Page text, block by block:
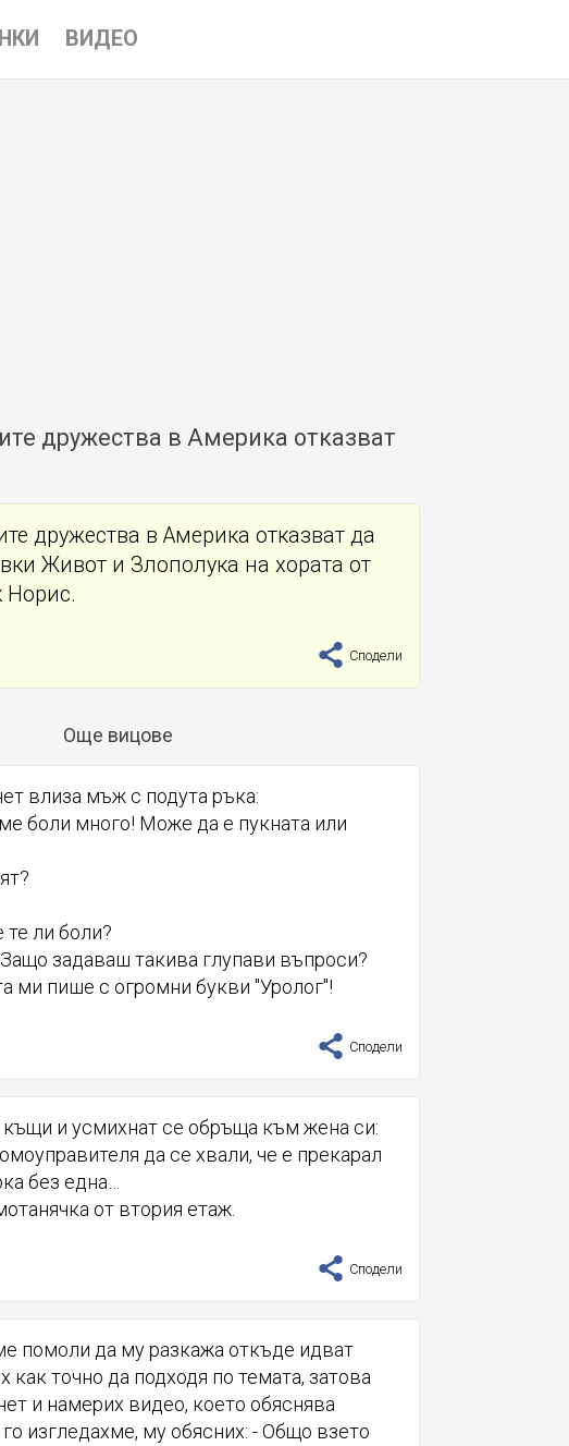
ВИДЕО
дружества в Америка отказват
дружества в Америка отказват да
Живот и Злополука на хората от
Норис.
Сподели
Още вицове
влиза мъж с подута ръка:
боли много! Може да е пукната или
те ли боли?
задаваш такива глупави въпроси?
ми пише с огромни букви "Уролог"!
Сподели
и усмихнат се обръща към жена си:
да се хвали, че е прекарал
без една…
от втория етаж.
Сподели
помоли да му разкажа откъде идват
как точно да подходя по темата, затова
и намерих видео, което обяснява
изгледахме, му обясних: - Общо взето